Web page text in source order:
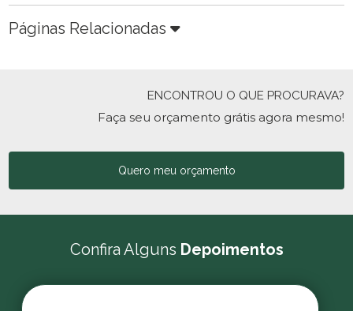
Páginas Relacionadas
ENCONTROU O QUE PROCURAVA?
Faça seu orçamento grátis agora mesmo!
Quero meu orçamento
Confira Alguns Depoimentos